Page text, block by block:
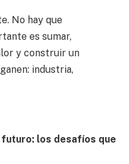
No hay que
es sumar,
y construir un
industria,
los desafíos que